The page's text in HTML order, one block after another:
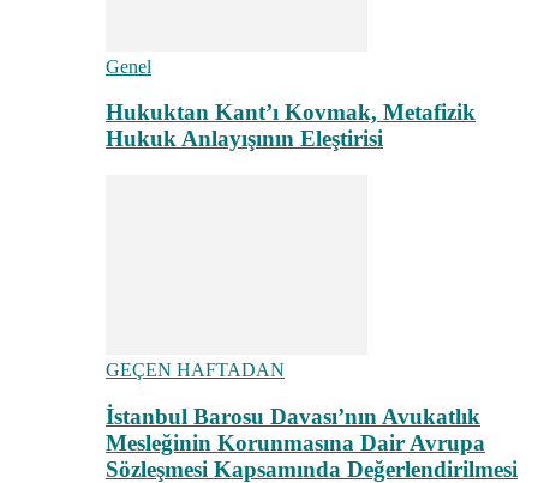
Genel
Hukuktan Kant’ı Kovmak, Metafizik
Hukuk Anlayışının Eleştirisi
GEÇEN HAFTADAN
İstanbul Barosu Davası’nın Avukatlık
Mesleğinin Korunmasına Dair Avrupa
Sözleşmesi Kapsamında Değerlendirilmesi